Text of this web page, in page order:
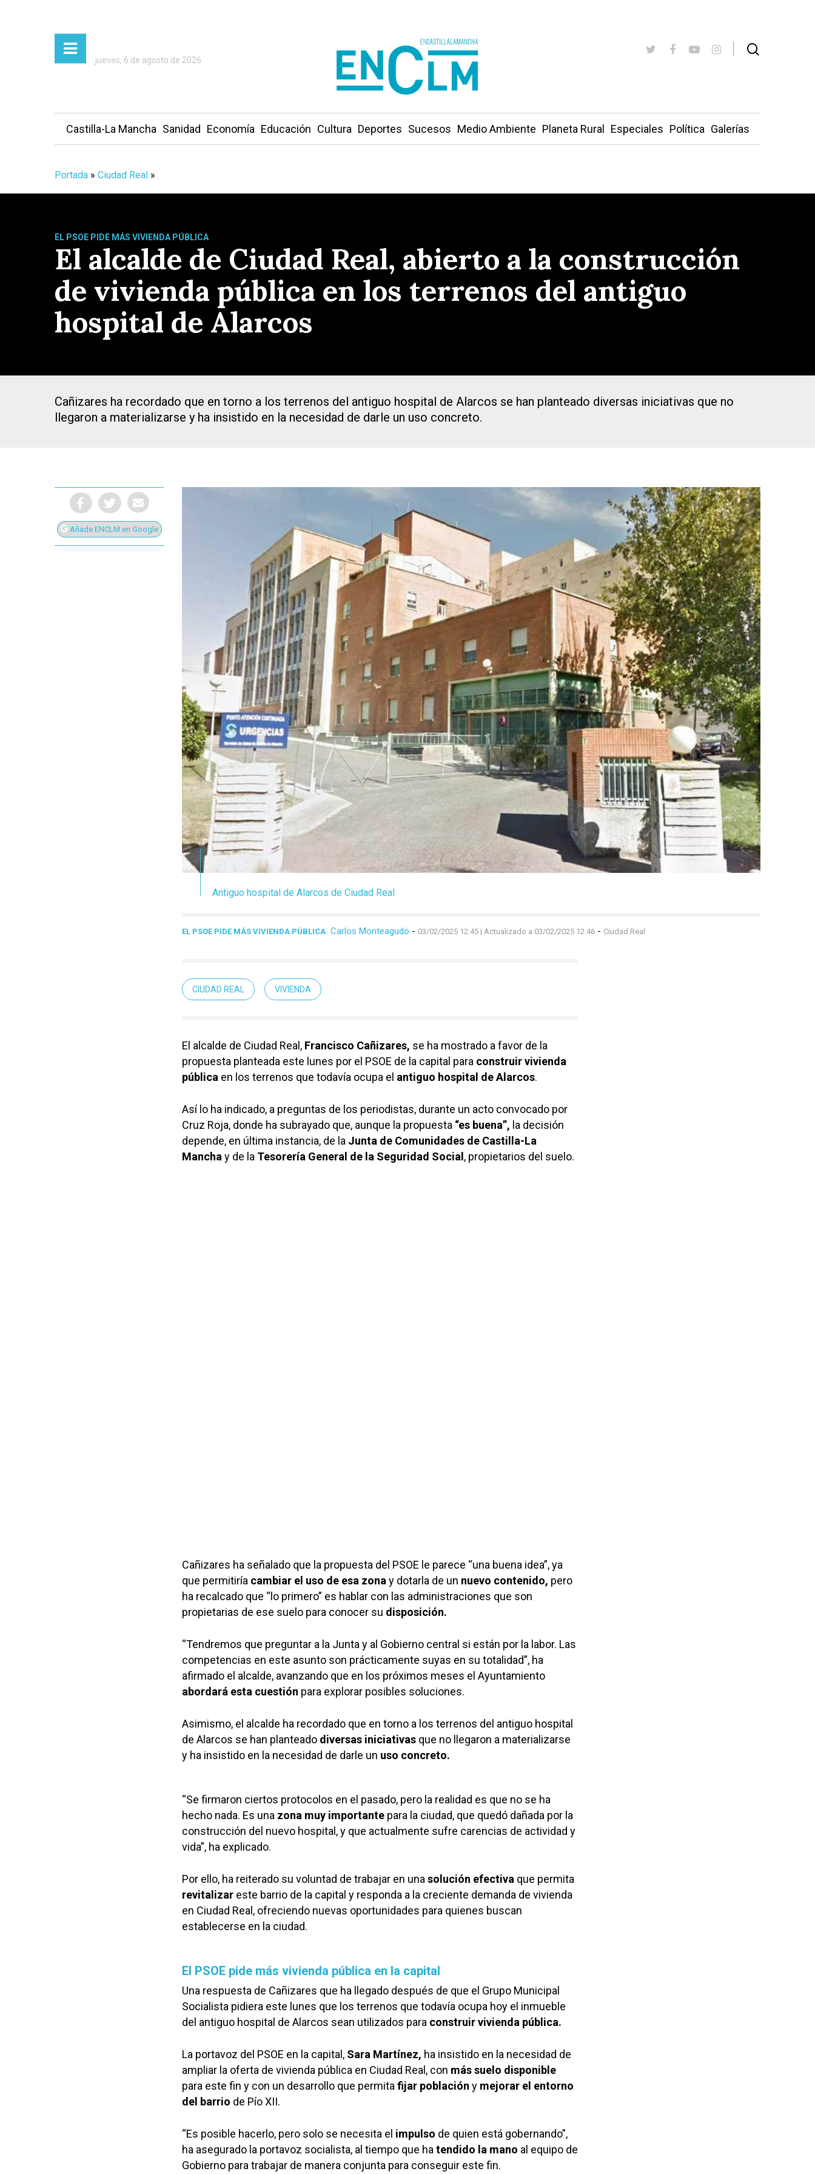
Presiona Intro para buscar o ESC para cerrar
jueves, 6 de agosto de 2026
Castilla-La Mancha Sanidad Economía Educación Cultura Deportes Sucesos Medio Ambiente Planeta Rural Especiales Política Galerías
Portada » Ciudad Real »
EL PSOE PIDE MÁS VIVIENDA PÚBLICA
El alcalde de Ciudad Real, abierto a la construcción
de vivienda pública en los terrenos del antiguo
hospital de Alarcos
Cañizares ha recordado que en torno a los terrenos del antiguo hospital de Alarcos se han planteado diversas iniciativas que no
llegaron a materializarse y ha insistido en la necesidad de darle un uso concreto.
Añade ENCLM en Google
Antiguo hospital de Alarcos de Ciudad Real
EL PSOE PIDE MÁS VIVIENDA PÚBLICA Carlos Monteagudo - 03/02/2025 12:45 | Actualizado a 03/02/2025 12:46 - Ciudad Real
CIUDAD REAL VIVIENDA
El alcalde de Ciudad Real, Francisco Cañizares, se ha mostrado a favor de la
propuesta planteada este lunes por el PSOE de la capital para construir vivienda
pública en los terrenos que todavía ocupa el antiguo hospital de Alarcos.
Así lo ha indicado, a preguntas de los periodistas, durante un acto convocado por
Cruz Roja, donde ha subrayado que, aunque la propuesta “es buena”, la decisión
depende, en última instancia, de la Junta de Comunidades de Castilla-La
Mancha y de la Tesorería General de la Seguridad Social , propietarios del suelo.
Cañizares ha señalado que la propuesta del PSOE le parece “una buena idea”, ya
que permitiría cambiar el uso de esa zona y dotarla de un nuevo contenido, pero
ha recalcado que “lo primero” es hablar con las administraciones que son
propietarias de ese suelo para conocer su disposición.
“Tendremos que preguntar a la Junta y al Gobierno central si están por la labor. Las
competencias en este asunto son prácticamente suyas en su totalidad”, ha
afirmado el alcalde, avanzando que en los próximos meses el Ayuntamiento
abordará esta cuestión para explorar posibles soluciones.
Asimismo, el alcalde ha recordado que en torno a los terrenos del antiguo hospital
de Alarcos se han planteado diversas iniciativas que no llegaron a materializarse
y ha insistido en la necesidad de darle un uso concreto.
“Se firmaron ciertos protocolos en el pasado, pero la realidad es que no se ha
hecho nada. Es una zona muy importante para la ciudad, que quedó dañada por la
construcción del nuevo hospital, y que actualmente sufre carencias de actividad y
vida”, ha explicado.
Por ello, ha reiterado su voluntad de trabajar en una solución efectiva que permita
revitalizar este barrio de la capital y responda a la creciente demanda de vivienda
en Ciudad Real, ofreciendo nuevas oportunidades para quienes buscan
establecerse en la ciudad.
El PSOE pide más vivienda pública en la capital
Una respuesta de Cañizares que ha llegado después de que el Grupo Municipal
Socialista pidiera este lunes que los terrenos que todavía ocupa hoy el inmueble
del antiguo hospital de Alarcos sean utilizados para construir vivienda pública.
La portavoz del PSOE en la capital, Sara Martínez, ha insistido en la necesidad de
ampliar la oferta de vivienda pública en Ciudad Real, con más suelo disponible
para este fin y con un desarrollo que permita fijar población y mejorar el entorno
del barrio de Pío XII.
“Es posible hacerlo, pero solo se necesita el impulso de quien está gobernando”,
ha asegurado la portavoz socialista, al tiempo que ha tendido la mano al equipo de
Gobierno para trabajar de manera conjunta para conseguir este fin.